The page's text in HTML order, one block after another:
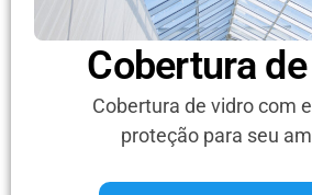
Cobertura
Cobertura de vidro com
proteção para seu